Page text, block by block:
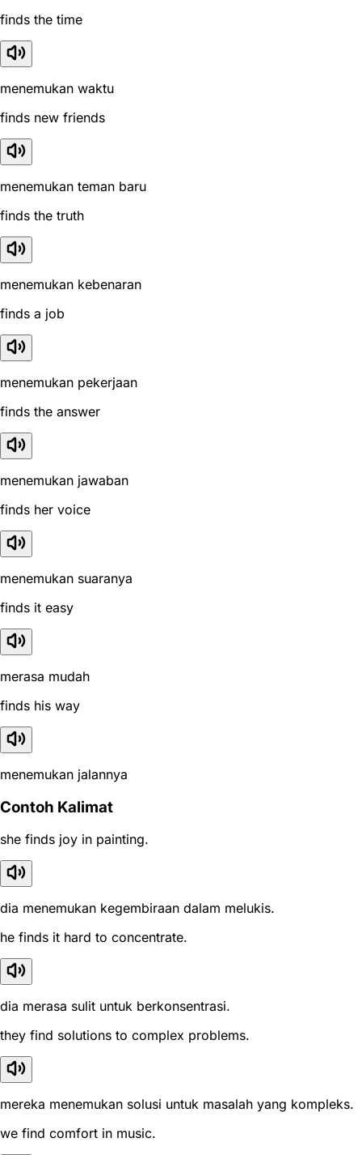
finds the time
menemukan waktu
finds new friends
menemukan teman baru
finds the truth
menemukan kebenaran
finds a job
menemukan pekerjaan
finds the answer
menemukan jawaban
finds her voice
menemukan suaranya
finds it easy
merasa mudah
finds his way
menemukan jalannya
Contoh Kalimat
she finds joy in painting.
dia menemukan kegembiraan dalam melukis.
he finds it hard to concentrate.
dia merasa sulit untuk berkonsentrasi.
they find solutions to complex problems.
mereka menemukan solusi untuk masalah yang kompleks.
we find comfort in music.